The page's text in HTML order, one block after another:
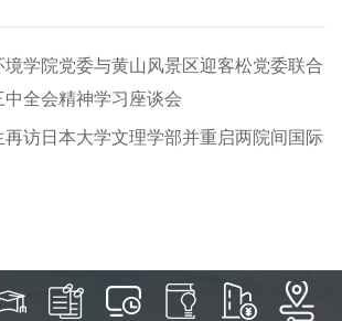
学院党委与黄山风景区迎客松党委联合
全会精神学习座谈会
访日本大学文理学部并重启两院间国际